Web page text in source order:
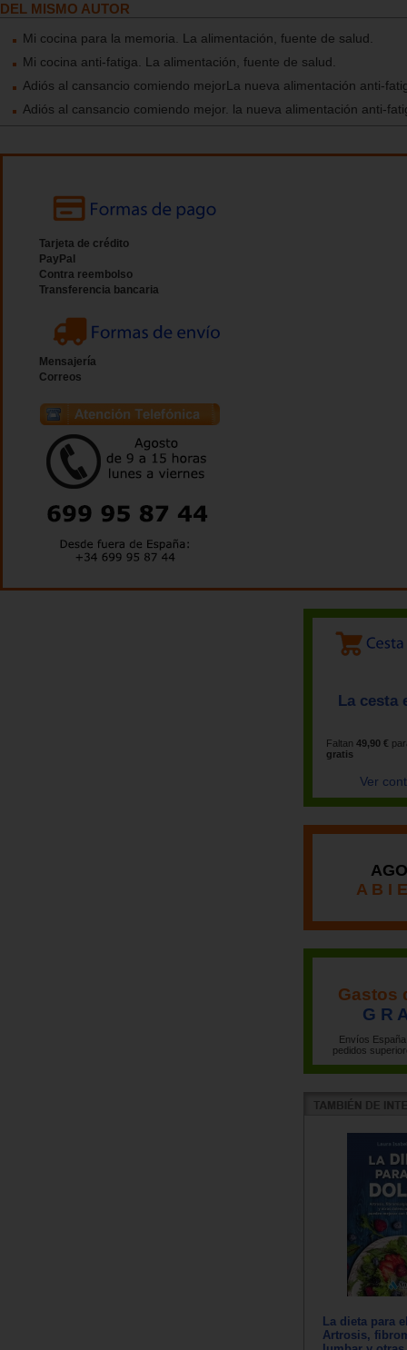
DEL MISMO AUTOR
Mi cocina para la memoria. La alimentación, fuente de salud.
Mi cocina anti-fatiga. La alimentación, fuente de salud.
Adiós al cansancio comiendo mejorLa nueva alimentación anti-
Adiós al cansancio comiendo mejor. la nueva alimentación anti-
Tarjeta de crédito
PayPal
Contra reembolso
Transferencia bancaria
Mensajería
Correos
La cesta
Faltan 49,90 €
gratis
Ver
A B I
Gastos
G R
Envíos
pedidos
La dieta para
Artrosis,